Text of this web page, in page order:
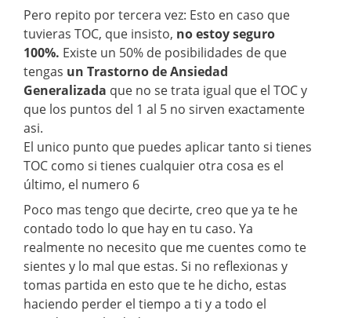
Pero repito por tercera vez: Esto en caso que
tuvieras TOC, que insisto, no estoy seguro
100%. Existe un 50% de posibilidades de que
tengas un Trastorno de Ansiedad
Generalizada que no se trata igual que el TOC y
que los puntos del 1 al 5 no sirven exactamente
asi.
El unico punto que puedes aplicar tanto si tienes
TOC como si tienes cualquier otra cosa es el
último, el numero 6
Poco mas tengo que decirte, creo que ya te he
contado todo lo que hay en tu caso. Ya
realmente no necesito que me cuentes como te
sientes y lo mal que estas. Si no reflexionas y
tomas partida en esto que te he dicho, estas
haciendo perder el tiempo a ti y a todo el